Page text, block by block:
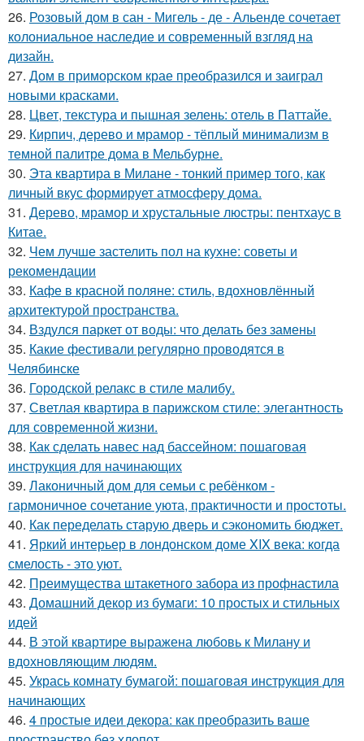
26. Розовый дом в сан - Мигель - де - Альенде сочетает
колониальное наследие и современный взгляд на
дизайн.
27. Дом в приморском крае преобразился и заиграл
новыми красками.
28. Цвет, текстура и пышная зелень: отель в Паттайе.
29. Кирпич, дерево и мрамор - тёплый минимализм в
темной палитре дома в Мельбурне.
30. Эта квартира в Милане - тонкий пример того, как
личный вкус формирует атмосферу дома.
31. Дерево, мрамор и хрустальные люстры: пентхаус в
Китае.
32. Чем лучше застелить пол на кухне: советы и
рекомендации
33. Кафе в красной поляне: стиль, вдохновлённый
архитектурой пространства.
34. Вздулся паркет от воды: что делать без замены
35. Какие фестивали регулярно проводятся в
Челябинске
36. Городской релакс в стиле малибу.
37. Светлая квартира в парижском стиле: элегантность
для современной жизни.
38. Как сделать навес над бассейном: пошаговая
инструкция для начинающих
39. Лаконичный дом для семьи с ребёнком -
гармоничное сочетание уюта, практичности и простоты.
40. Как переделать старую дверь и сэкономить бюджет.
41. Яркий интерьер в лондонском доме XIX века: когда
смелость - это уют.
42. Преимущества штакетного забора из профнастила
43. Домашний декор из бумаги: 10 простых и стильных
идей
44. В этой квартире выражена любовь к Милану и
вдохновляющим людям.
45. Укрась комнату бумагой: пошаговая инструкция для
начинающих
46. 4 простые идеи декора: как преобразить ваше